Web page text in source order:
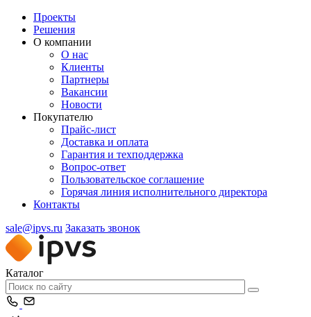
Проекты
Решения
О компании
О нас
Клиенты
Партнеры
Вакансии
Новости
Покупателю
Прайс-лист
Доставка и оплата
Гарантия и техподдержка
Вопрос-ответ
Пользовательское соглашение
Горячая линия исполнительного директора
Контакты
sale@ipvs.ru Заказать звонок
Каталог